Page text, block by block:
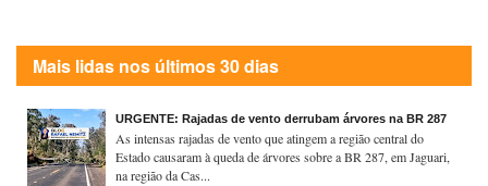
Mais lidas nos últimos 30 dias
URGENTE: Rajadas de vento derrubam árvores na BR 287
As intensas rajadas de vento que atingem a região central do
Estado causaram à queda de árvores sobre a BR 287, em Jaguari,
na região da Cas...